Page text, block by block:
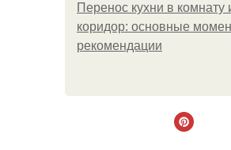
Перенос кухни в комнату
коридор: основные
рекомендации